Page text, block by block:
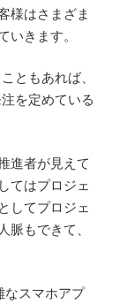
様はさまざま
いきます。
ともあれば、
を定めている
進者が見えて
てはプロジェ
してプロジェ
脈もできて、
なスマホアプ